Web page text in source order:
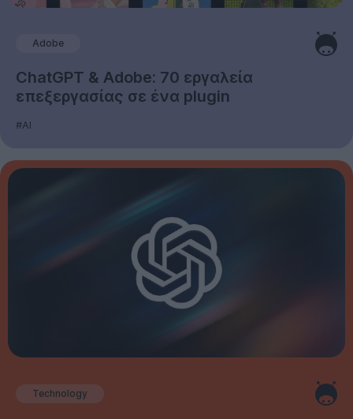
Adobe
ChatGPT & Adobe: 70 εργαλεία
επεξεργασίας σε ένα plugin
#AI
Technology